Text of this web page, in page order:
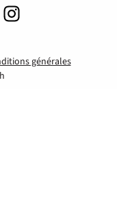
générales